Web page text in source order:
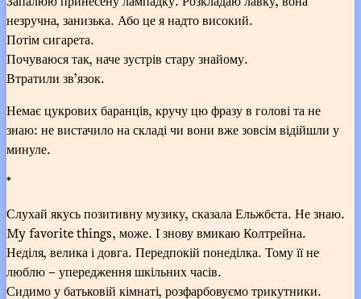
незручна, занизька. Або це я надто високий.
Потім сигарета.
Почуваюся так, наче зустрів стару знайому.
Втратили зв’язок.
Немає цукрових баранців, кручу цю фразу в голові та не
знаю: не вистачило на складі чи вони вже зовсім відійшли у
минуле.
*
Слухай якусь позитивну музику, сказала Ельжбєта. Не знаю.
My favorite things, може. І знову вмикаю Колтрейна.
Неділя, велика і довга. Передпокій понеділка. Тому її не
люблю – упередження шкільних часів.
Сидимо у батьковій кімнаті, розфарбовуємо трикутники.